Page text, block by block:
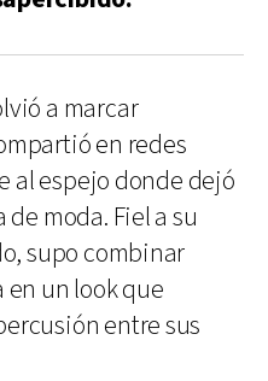
a marcar
en redes
al espejo donde dejó
moda. Fiel a su
supo combinar
un look que
entre sus